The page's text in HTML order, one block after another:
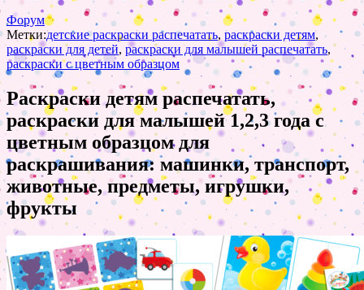
Форум
Метки:детские раскраски распечатать, раскраски детям,
раскраски для детей, раскраски для малышей распечатать,
раскраски с цветным образцом
Раскраски детям распечатать,
раскраски для малышей 1,2,3 года с
цветным образцом для
раскрашивания: машинки, транспорт,
животные, предметы, игрушки,
фрукты